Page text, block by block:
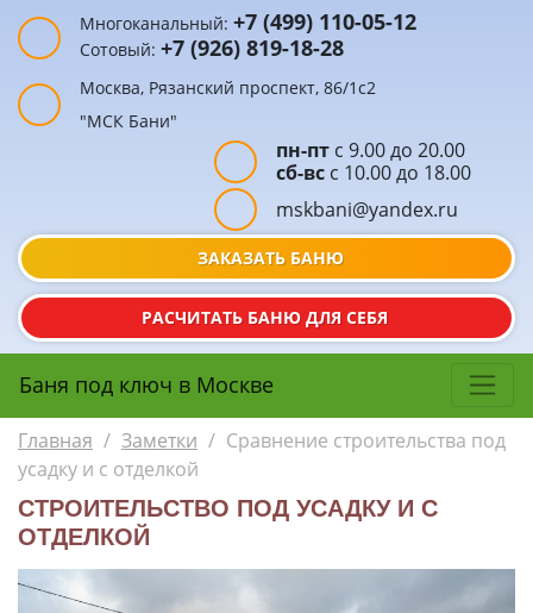
Многоканальный: +7 (499) 110-05-12
Сотовый: +7 (926) 819-18-28
Москва, Рязанский проспект, 86/1с2
"МСК Бани"
РАСЧИТАТЬ БАНЮ ДЛЯ СЕБЯ
пн-пт с 9.00 до 20.00
сб-вс с 10.00 до 18.00
mskbani@yandex.ru
ЗАКАЗАТЬ БАНЮ
Баня под ключ в Москве
Главная / Заметки / Сравнение строительства под
усадку и с отделкой
СТРОИТЕЛЬСТВО ПОД УСАДКУ И С
ОТДЕЛКОЙ